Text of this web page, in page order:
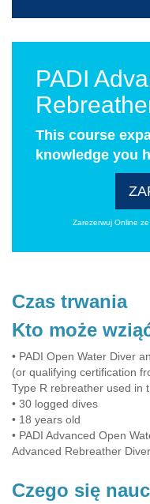
PADI
This course
knowledge you
Zarezerwuj Online
Czas trwania
Kto może
• PADI Open Water Diver
(or qualifying certification
Type R rebreather used in
• 30 logged dives
• 18 years old
• PADI Advanced Open
Advanced Rebreather
Czego się